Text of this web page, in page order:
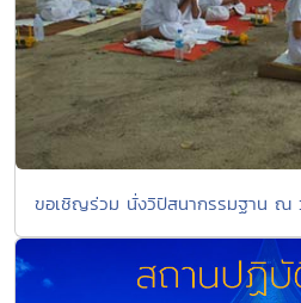
ขอเชิญร่วม นั่งวิปัสนากรรมฐาน ณ